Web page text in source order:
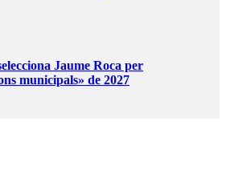
Jaume Roca per
municipals» de 2027